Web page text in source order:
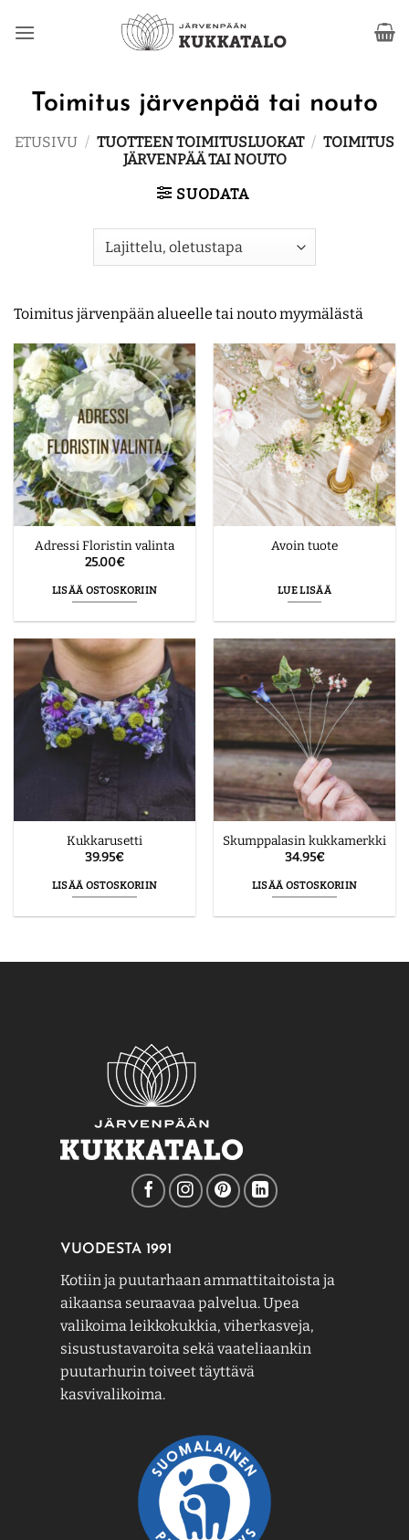
Toimitus järvenpää tai nouto
ETUSIVU / TUOTTEEN TOIMITUSLUOKAT / TOIMITUS
JÄRVENPÄÄ TAI NOUTO
SUODATA
Toimitus järvenpään alueelle tai nouto myymälästä
Adressi Floristin valinta
25.00€
LISÄÄ OSTOSKORIIN
Avoin tuote
LUE LISÄÄ
Kukkarusetti
39.95€
LISÄÄ OSTOSKORIIN
Skumppalasin kukkamerkki
34.95€
LISÄÄ OSTOSKORIIN
VUODESTA 1991
Kotiin ja puutarhaan ammattitaitoista ja
aikaansa seuraavaa palvelua. Upea
valikoima leikkokukkia, viherkasveja,
sisustustavaroita sekä vaateliaankin
puutarhurin toiveet täyttävä
kasvivalikoima.